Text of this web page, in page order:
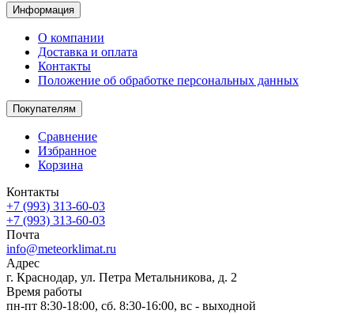
Информация
О компании
Доставка и оплата
Контакты
Положение об обработке персональных данных
Покупателям
Сравнение
Избранное
Корзина
Контакты
+7 (993) 313-60-03
+7 (993) 313-60-03
Почта
info@meteorklimat.ru
Адрес
г. Краснодар, ул. Петра Метальникова, д. 2
Время работы
пн-пт 8:30-18:00, сб. 8:30-16:00, вс - выходной